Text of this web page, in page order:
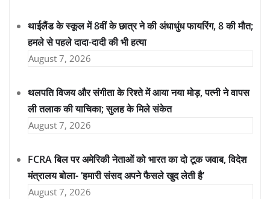
थाईलैंड के स्कूल में 8वीं के छात्र ने की अंधाधुंध फायरिंग, 8 की मौत;
हमले से पहले दादा-दादी की भी हत्या
August 7, 2026
थलपति विजय और संगीता के रिश्ते में आया नया मोड़, पत्नी ने वापस
ली तलाक की याचिका; सुलह के मिले संकेत
August 7, 2026
FCRA बिल पर अमेरिकी नेताओं को भारत का दो टूक जवाब, विदेश
मंत्रालय बोला- ‘हमारी संसद अपने फैसले खुद लेती है’
August 7, 2026